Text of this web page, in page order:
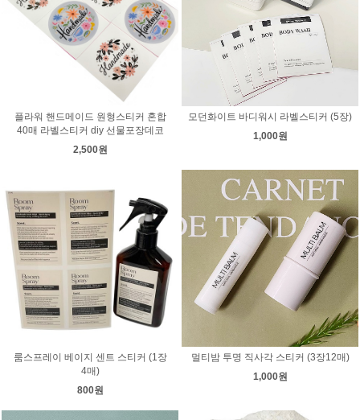
플라워 핸드메이드 원형스티커 혼합
40매 라벨스티커 diy 선물포장데코
2,500원
모던화이트 바디워시 라벨스티커 (5장)
1,000원
룸스프레이 베이지 센트 스티커 (1장
4매)
800원
멀티밤 투명 직사각 스티커 (3장12매)
1,000원